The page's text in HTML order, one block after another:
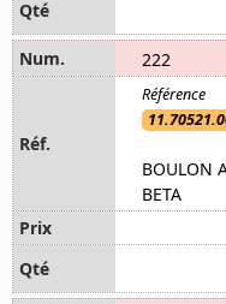
222
BOULON
BETA